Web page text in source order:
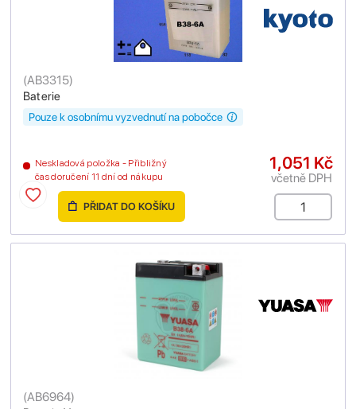
Baterie
(AB3315)
Neskladová položka - Přibližný
čas doručení 11 dní od nákupu
Pouze k osobnímu vyzvednutí na pobočce
1,051 Kč
včetně DPH
PŘIDAT DO KOŠÍKU
(AB6964)